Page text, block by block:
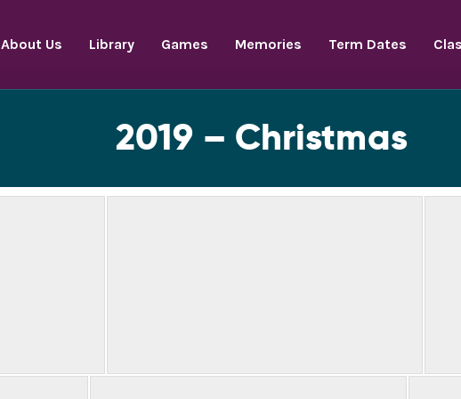
About Us Library Games Memories Term Dates
2019 – Christmas